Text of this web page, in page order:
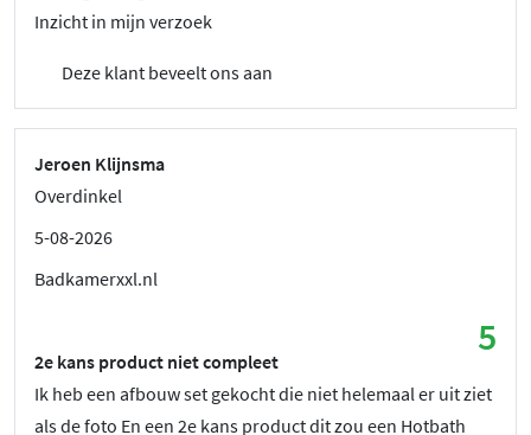
Inzicht in mijn verzoek
Deze klant beveelt ons aan
Jeroen Klijnsma
Overdinkel
5-08-2026
Badkamerxxl.nl
5
2e kans product niet compleet
Ik heb een afbouw set gekocht die niet helemaal er uit ziet
als de foto En een 2e kans product dit zou een Hotbath